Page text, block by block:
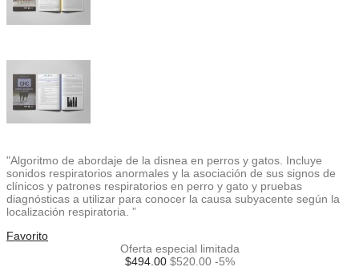
"Algoritmo de abordaje de la disnea en perros y gatos. Incluye
sonidos respiratorios anormales y la asociación de sus signos de
clínicos y patrones respiratorios en perro y gato y pruebas
diagnósticas a utilizar para conocer la causa subyacente según la
localización respiratoria. ”
Favorito
Oferta especial limitada
$494.00 $520.00 -5%